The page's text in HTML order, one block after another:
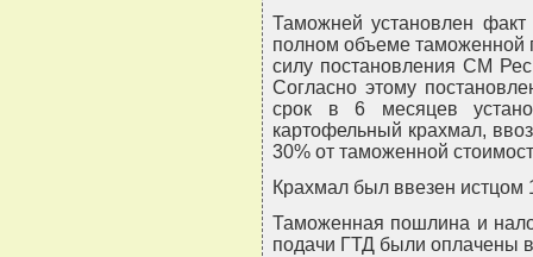
Таможней установлен
полном объеме
силу постановления СМ
Согласно этому
срок в 6 месяцев
картофельный крахмал,
30% от таможенной
Крахмал был ввезен истцом
Таможенная пошлина и
подачи ГТД были оплачены